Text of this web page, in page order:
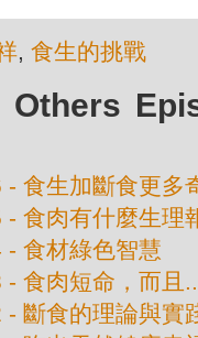
, 食生的挑戰
- 食生加斷食更多
- 食肉有什麼生理
- 食材綠色智慧
- 食肉短命，而且
- 斷食的理論與實